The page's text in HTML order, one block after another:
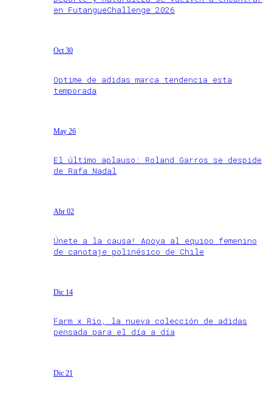
en FutangueChallenge 2026
Oct 30
Optime de adidas marca tendencia esta
temporada
May 26
El último aplauso: Roland Garros se despide
de Rafa Nadal
Abr 02
Únete a la causa! Apoya al equipo femenino
de canotaje polinésico de Chile
Dic 14
Farm x Rio, la nueva colección de adidas
pensada para el día a día
Dic 21